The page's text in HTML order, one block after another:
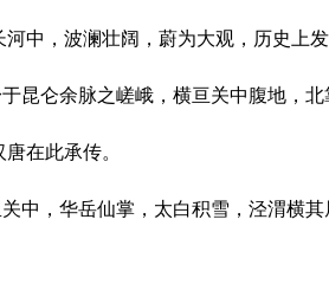
中，波澜壮阔，蔚为大观，历史上
仑余脉之嵯峨，横亘关中腹地，北
在此承传。
，华岳仙掌，太白积雪，泾渭横其